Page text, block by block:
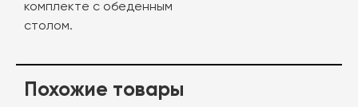
комплекте с обеденным
столом.
Похожие товары